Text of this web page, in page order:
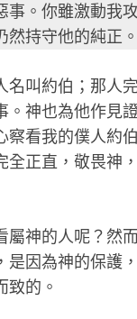
事。你雖激動我
持守他的純正。
名叫約伯；那人
。神也為他作見
察看我的僕人約
全正直，敬畏神
屬神的人呢？然
是因為神的保護
致的。